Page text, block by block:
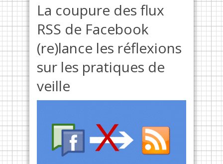
La coupure des flux
RSS de Facebook
(re)lance les réflexions
sur les pratiques de
veille